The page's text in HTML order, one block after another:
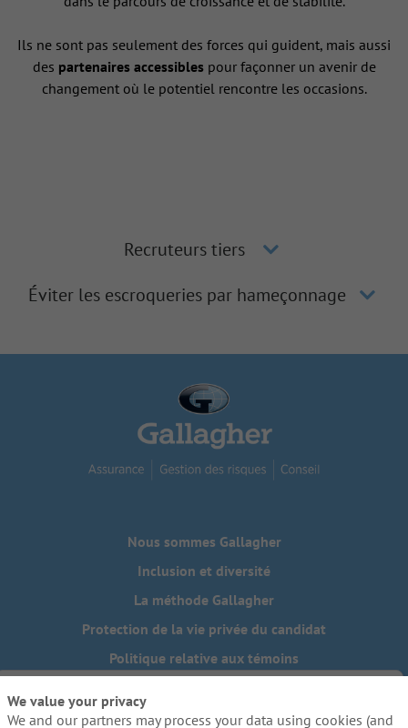
Ils ne sont pas seulement des forces qui guident, mais aussi
des partenaires accessiblespour façonner un avenir de
changement où le potentiel rencontre les occasions.
Recruteurs tiers
Éviter les escroqueries par hameçonnage
Nous sommes Gallagher
Inclusion et diversité
La méthode Gallagher
Protection de la vie privée du candidat
Politique relative aux témoins
Besoin de mesures d'adaptation raisonnables pour
We value your privacy
We and our partners may process your data using cookies (and